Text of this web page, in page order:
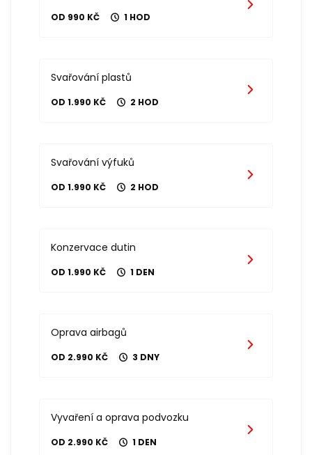
OD 990 KČ 1 HOD
Svařování plastů
OD 1.990 KČ 2 HOD
Svařování výfuků
OD 1.990 KČ 2 HOD
Konzervace dutin
OD 1.990 KČ 1 DEN
Oprava airbagů
OD 2.990 KČ 3 DNY
Vyvaření a oprava podvozku
OD 2.990 KČ 1 DEN